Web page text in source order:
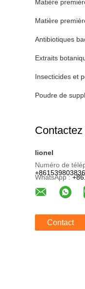
Matière
Matière
Antibiotiques
Extraits
Insecticides et
Poudre de
lionel
Numéro de
WhatsApp :
Contact